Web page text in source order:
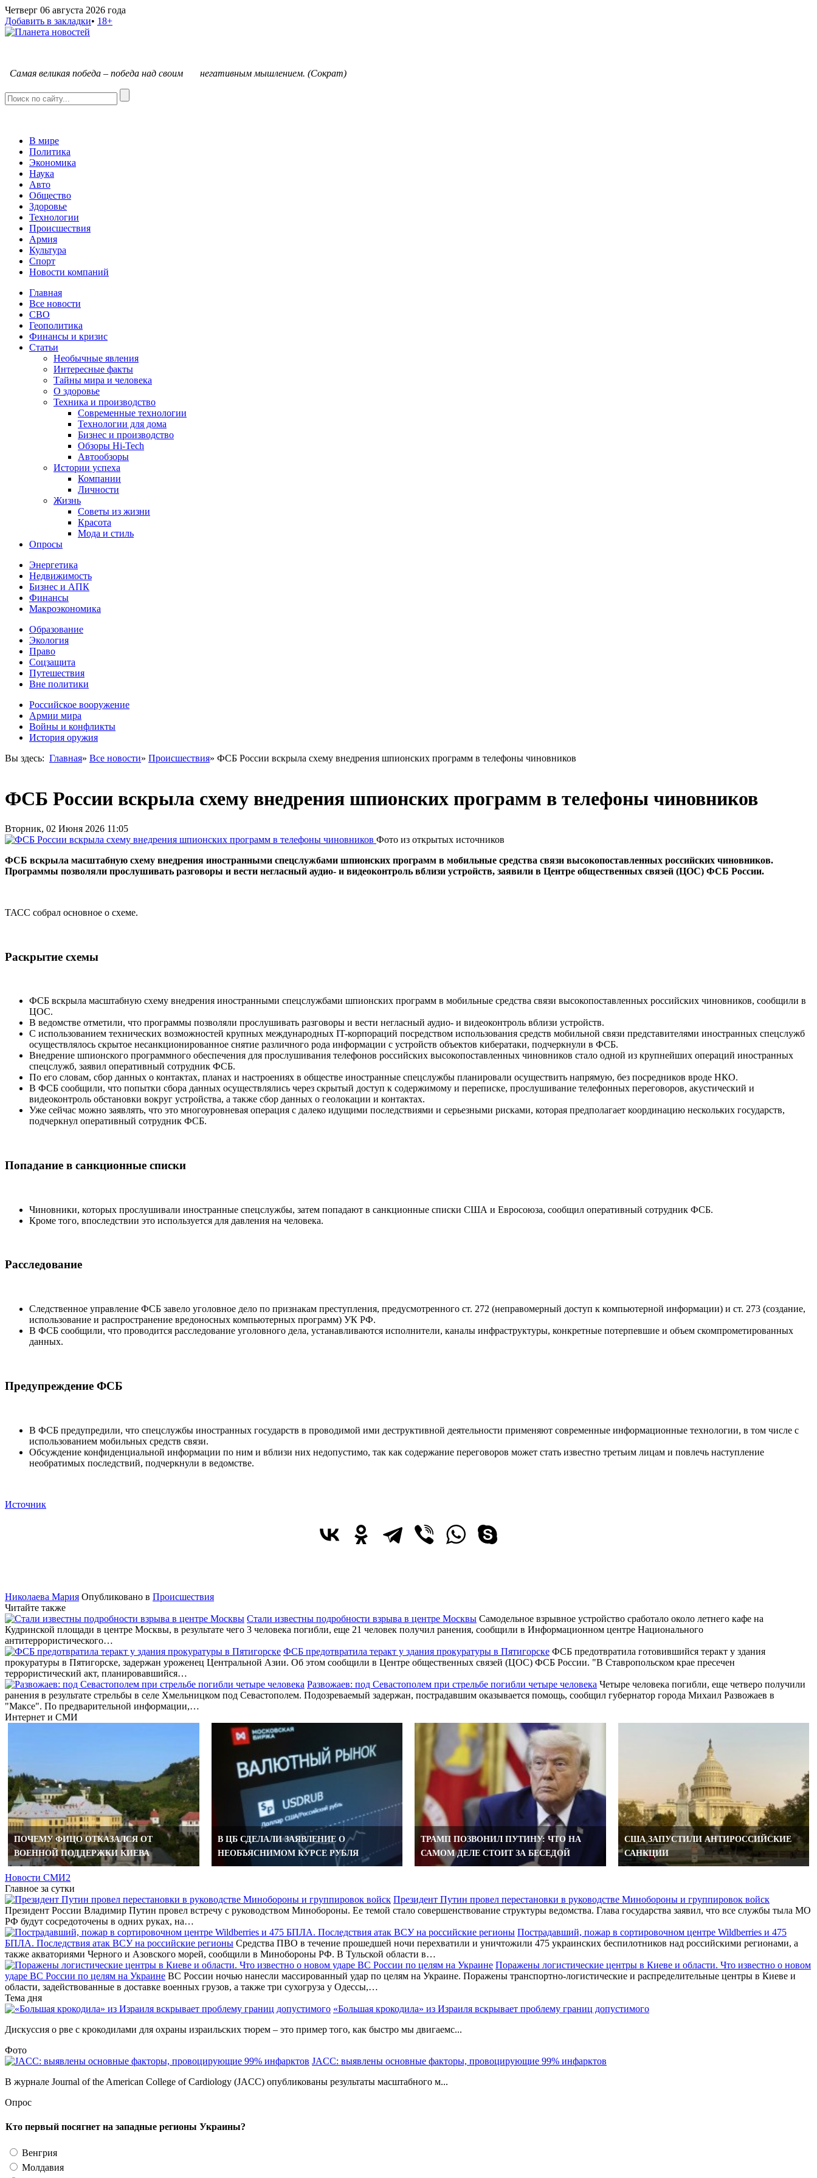
Четверг 06 августа 2026 года
Добавить в закладки• 18+
Самая великая победа – победа над своим негативным мышлением. (Сократ)
В мире
Политика
Экономика
Наука
Авто
Общество
Здоровье
Технологии
Происшествия
Армия
Культура
Спорт
Новости компаний
Главная
Все новости
СВО
Геополитика
Финансы и кризис
Статьи
Необычные явления
Интересные факты
Тайны мира и человека
О здоровье
Техника и производство
Современные технологии
Технологии для дома
Бизнес и производство
Обзоры Hi-Tech
Автообзоры
Истории успеха
Компании
Личности
Жизнь
Советы из жизни
Красота
Мода и стиль
Опросы
Энергетика
Недвижимость
Бизнес и АПК
Финансы
Макроэкономика
Образование
Экология
Право
Соцзащита
Путешествия
Вне политики
Российское вооружение
Армии мира
Войны и конфликты
История оружия
Вы здесь: Главная» Все новости» Происшествия» ФСБ России вскрыла схему внедрения шпионских программ в телефоны чиновников
ФСБ России вскрыла схему внедрения шпионских программ в телефоны чиновников
Вторник, 02 Июня 2026 11:05
Фото из открытых источников
ФСБ вскрыла масштабную схему внедрения иностранными спецслужбами шпионских программ в мобильные средства связи высокопоставленных российских чиновников.
Программы позволяли прослушивать разговоры и вести негласный аудио- и видеоконтроль вблизи устройств, заявили в Центре общественных связей (ЦОС) ФСБ России.
ТАСС собрал основное о схеме.
Раскрытие схемы
ФСБ вскрыла масштабную схему внедрения иностранными спецслужбами шпионских программ в мобильные средства связи высокопоставленных российских чиновников, сообщили в
ЦОС.
В ведомстве отметили, что программы позволяли прослушивать разговоры и вести негласный аудио- и видеоконтроль вблизи устройств.
С использованием технических возможностей крупных международных IT-корпораций посредством использования средств мобильной связи представителями иностранных спецслужб
осуществлялось скрытое несанкционированное снятие различного рода информации с устройств объектов кибератаки, подчеркнули в ФСБ.
Внедрение шпионского программного обеспечения для прослушивания телефонов российских высокопоставленных чиновников стало одной из крупнейших операций иностранных
спецслужб, заявил оперативный сотрудник ФСБ.
По его словам, сбор данных о контактах, планах и настроениях в обществе иностранные спецслужбы планировали осуществить напрямую, без посредников вроде НКО.
В ФСБ сообщили, что попытки сбора данных осуществлялись через скрытый доступ к содержимому и переписке, прослушивание телефонных переговоров, акустический и
видеоконтроль обстановки вокруг устройства, а также сбор данных о геолокации и контактах.
Уже сейчас можно заявлять, что это многоуровневая операция с далеко идущими последствиями и серьезными рисками, которая предполагает координацию нескольких государств,
подчеркнул оперативный сотрудник ФСБ.
Попадание в санкционные списки
Чиновники, которых прослушивали иностранные спецслужбы, затем попадают в санкционные списки США и Евросоюза, сообщил оперативный сотрудник ФСБ.
Кроме того, впоследствии это используется для давления на человека.
Расследование
Следственное управление ФСБ завело уголовное дело по признакам преступления, предусмотренного ст. 272 (неправомерный доступ к компьютерной информации) и ст. 273 (создание,
использование и распространение вредоносных компьютерных программ) УК РФ.
В ФСБ сообщили, что проводится расследование уголовного дела, устанавливаются исполнители, каналы инфраструктуры, конкретные потерпевшие и объем скомпрометированных
данных.
Предупреждение ФСБ
В ФСБ предупредили, что спецслужбы иностранных государств в проводимой ими деструктивной деятельности применяют современные информационные технологии, в том числе с
использованием мобильных средств связи.
Обсуждение конфиденциальной информации по ним и вблизи них недопустимо, так как содержание переговоров может стать известно третьим лицам и повлечь наступление
необратимых последствий, подчеркнули в ведомстве.
Источник
Николаева Мария Опубликовано в Происшествия
Читайте также
Стали известны подробности взрыва в центре Москвы Самодельное взрывное устройство сработало около летнего кафе на
Кудринской площади в центре Москвы, в результате чего 3 человека погибли, еще 21 человек получил ранения, сообщили в Информационном центре Национального
антитеррористического…
ФСБ предотвратила теракт у здания прокуратуры в Пятигорске ФСБ предотвратила готовившийся теракт у здания
прокуратуры в Пятигорске, задержан уроженец Центральной Азии. Об этом сообщили в Центре общественных связей (ЦОС) ФСБ России. "В Ставропольском крае пресечен
террористический акт, планировавшийся…
Развожаев: под Севастополем при стрельбе погибли четыре человека Четыре человека погибли, еще четверо получили
ранения в результате стрельбы в селе Хмельницком под Севастополем. Подозреваемый задержан, пострадавшим оказывается помощь, сообщил губернатор города Михаил Развожаев в
"Максе". По предварительной информации,…
Интернет и СМИ
ПОЧЕМУ ФИЦО ОТКАЗАЛСЯ ОТ
ВОЕННОЙ ПОДДЕРЖКИ КИЕВА
В ЦБ СДЕЛАЛИ ЗАЯВЛЕНИЕ О
НЕОБЪЯСНИМОМ КУРСЕ РУБЛЯ
ТРАМП ПОЗВОНИЛ ПУТИНУ: ЧТО НА
САМОМ ДЕЛЕ СТОИТ ЗА БЕСЕДОЙ
США ЗАПУСТИЛИ АНТИРОССИЙСКИЕ
САНКЦИИ
Новости СМИ2
Главное за сутки
Президент Путин провел перестановки в руководстве Минобороны и группировок войск
Президент России Владимир Путин провел встречу с руководством Минобороны. Ее темой стало совершенствование структуры ведомства. Глава государства заявил, что все службы тыла МО
РФ будут сосредоточены в одних руках, на…
Пострадавший, пожар в сортировочном центре Wildberries и 475
БПЛА. Последствия атак ВСУ на российские регионы Средства ПВО в течение прошедшей ночи перехватили и уничтожили 475 украинских беспилотников над российскими регионами, а
также акваториями Черного и Азовского морей, сообщили в Минобороны РФ. В Тульской области в…
Поражены логистические центры в Киеве и области. Что известно о новом
ударе ВС России по целям на Украине ВС России ночью нанесли массированный удар по целям на Украине. Поражены транспортно-логистические и распределительные центры в Киеве и
области, задействованные в доставке военных грузов, а также три сухогруза у Одессы,…
Тема дня
«Большая крокодила» из Израиля вскрывает проблему границ допустимого
Дискуссия о рве с крокодилами для охраны израильских тюрем – это пример того, как быстро мы двигаемс...
Фото
JACC: выявлены основные факторы, провоцирующие 99% инфарктов
В журнале Journal of the American College of Cardiology (JACC) опубликованы результаты масштабного м...
Опрос
Кто первый посягнет на западные регионы Украины?
Венгрия
Молдавия